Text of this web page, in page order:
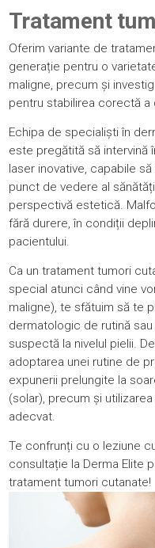
Tratament
Oferim variante de
generație pentru o
maligne, precum și
pentru stabilirea corectă a
Echipa de specialiștiîn
este pregătită să intervină
laserinovative, capabile
punct de vedere al
perspectivă estetică.
fără durere, în condiții
pacientului.
Ca un tratament tumori
special atunci când vine
maligne), te sfătuim să te
dermatologic de rutină
suspectă la nivelul pielii.
adoptarea unei rutine de
expunerii prelungite la
(solar), precum și
adecvat.
Te confrunți cu o leziune
consultație la Derma Elite
tratament tumori cutanate!